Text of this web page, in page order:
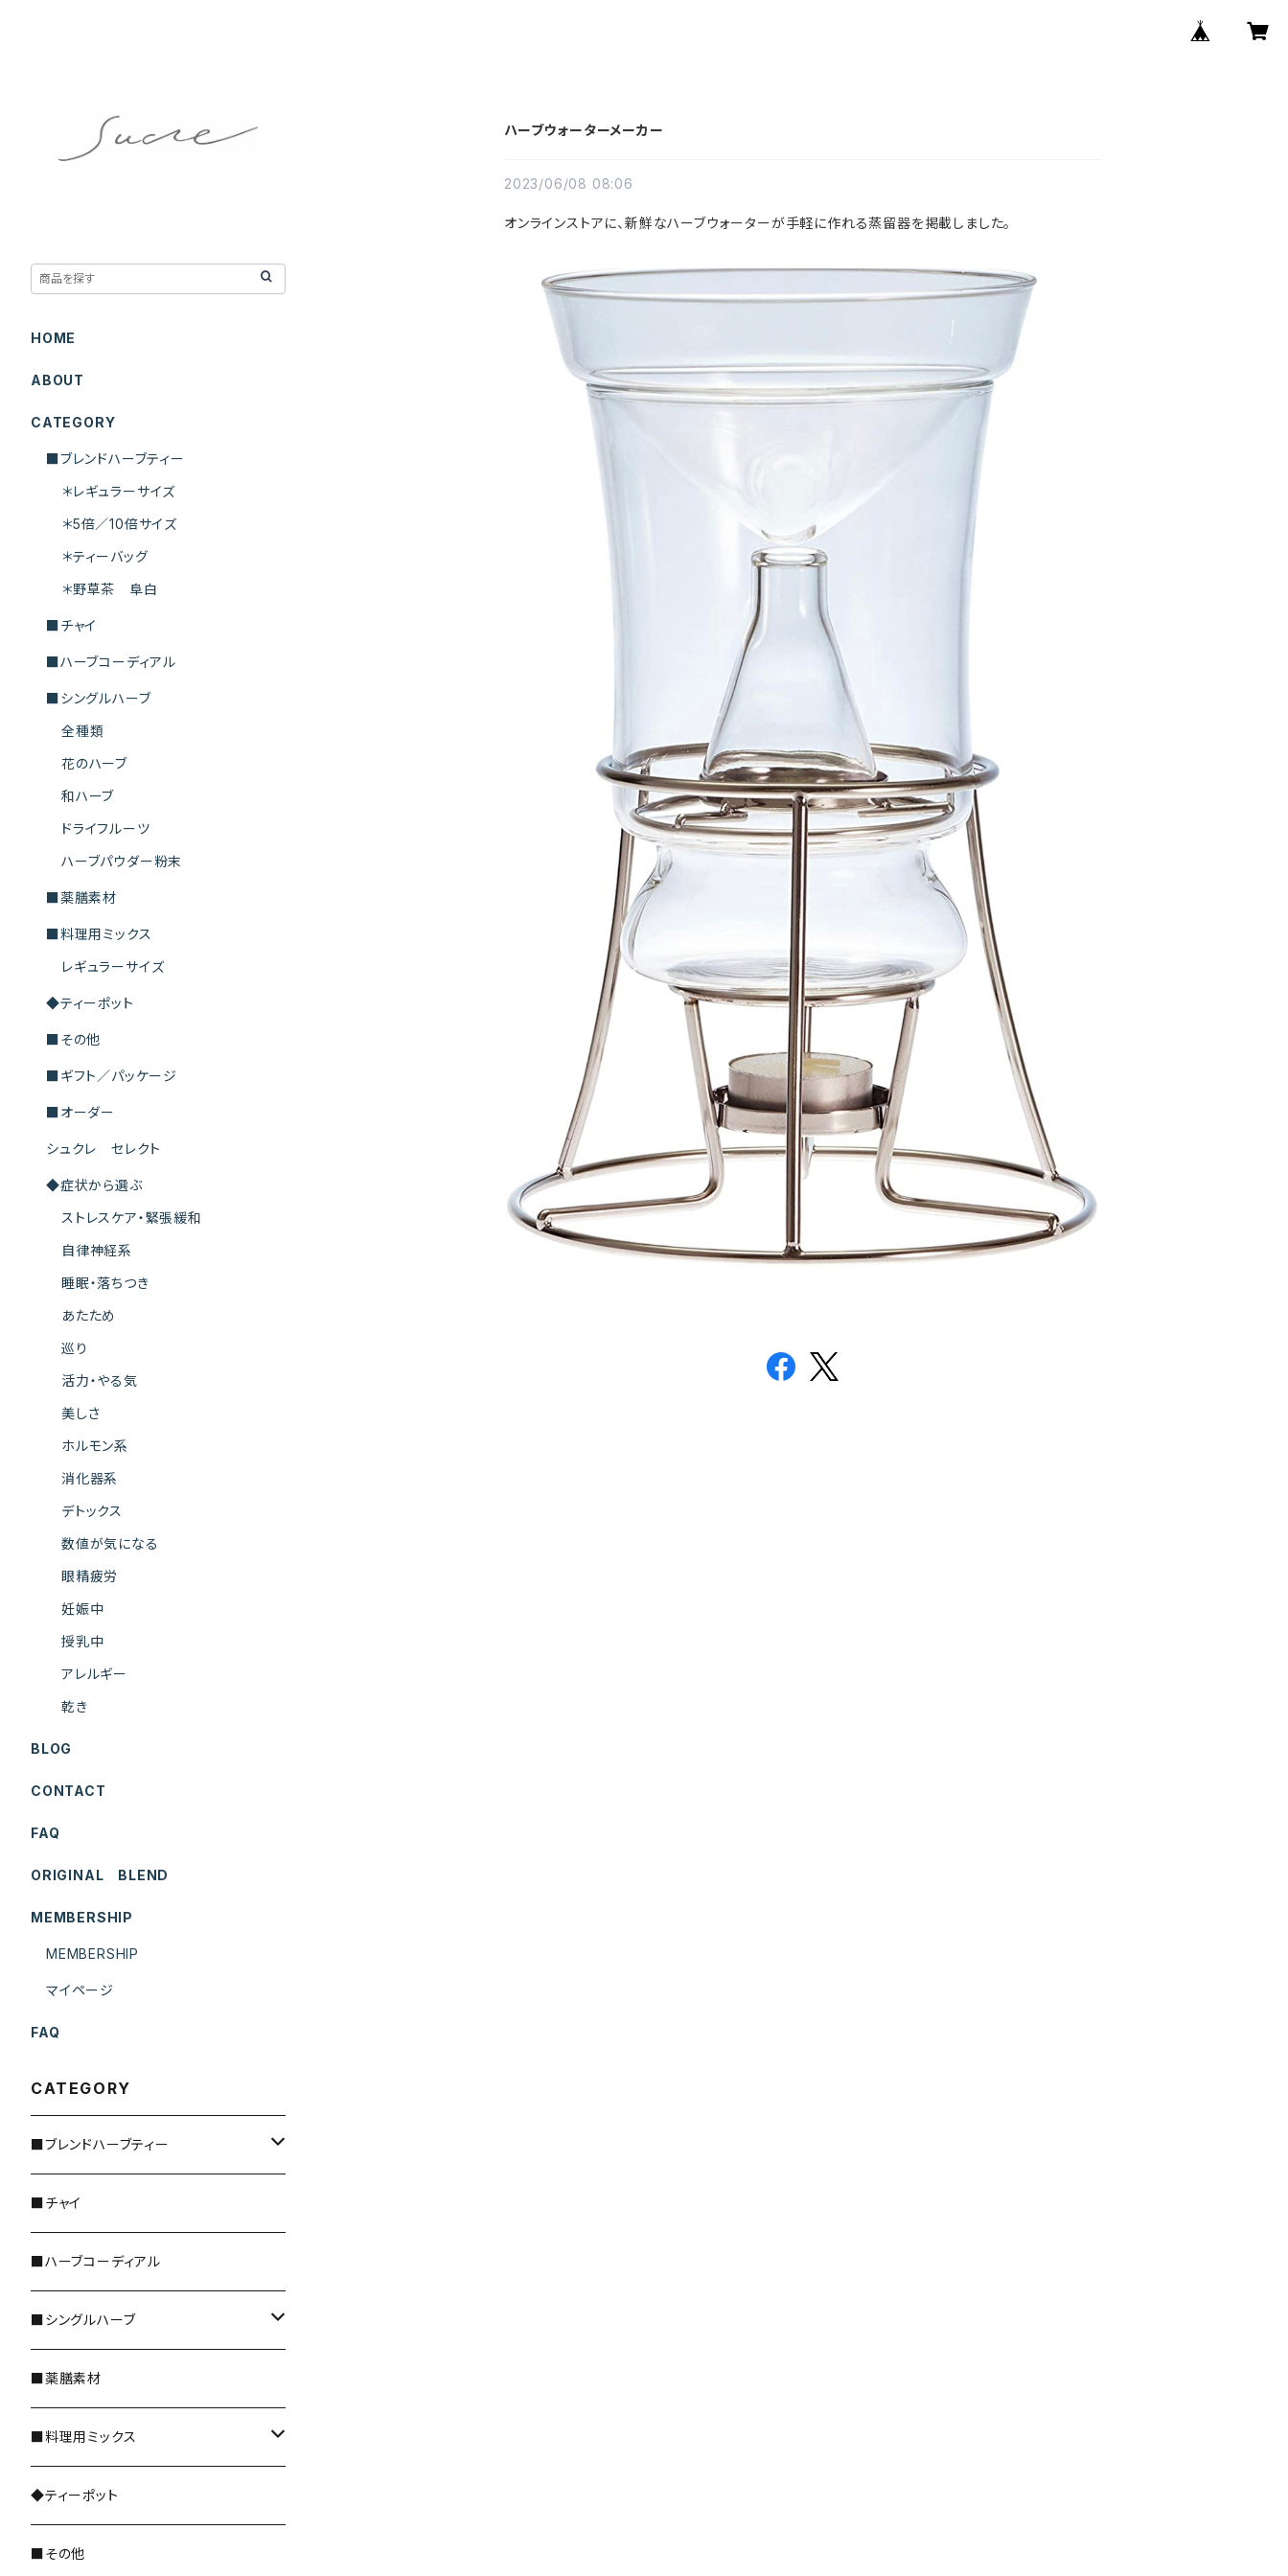
ハーブウォーターメーカー
2023/06/08 08:06
オンラインストアに、新鮮なハーブウォーターが手軽に作れる蒸留器を掲載しました。
HOME
ABOUT
CATEGORY
■ブレンドハーブティー
＊レギュラーサイズ
＊5倍／10倍サイズ
＊ティーバッグ
＊野草茶 阜白
■チャイ
■ハーブコーディアル
■シングルハーブ
全種類
花のハーブ
和ハーブ
ドライフルーツ
ハーブパウダー粉末
■薬膳素材
■料理用ミックス
レギュラーサイズ
◆ティーポット
■その他
■ギフト／パッケージ
■オーダー
シュクレ セレクト
◆症状から選ぶ
ストレスケア・緊張緩和
自律神経系
睡眠・落ちつき
あたため
巡り
活力・やる気
美しさ
ホルモン系
消化器系
デトックス
数値が気になる
眼精疲労
妊娠中
授乳中
アレルギー
乾き
BLOG
CONTACT
FAQ
ORIGINAL BLEND
MEMBERSHIP
MEMBERSHIP
マイページ
FAQ
CATEGORY
■ブレンドハーブティー
＊レギュラーサイズ
＊5倍／10倍サイズ
＊ティーバッグ
＊野草茶 阜白
■チャイ
■ハーブコーディアル
■シングルハーブ
全種類
花のハーブ
和ハーブ
ドライフルーツ
■薬膳素材
■料理用ミックス
レギュラーサイズ
◆ティーポット
■その他